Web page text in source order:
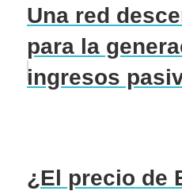
Una red
para la
ingresos
¿El precio de